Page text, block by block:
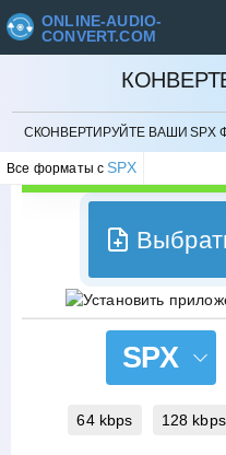
ONLINE-AUDIO-
CONVERT.COM
СКОНВЕРТИРУЙТЕ ВАШИ SPX
Все форматы с SPX
SPX
64 kbps 128 kbps